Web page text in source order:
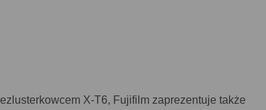
X-T6, Fujifilm zaprezentuje także